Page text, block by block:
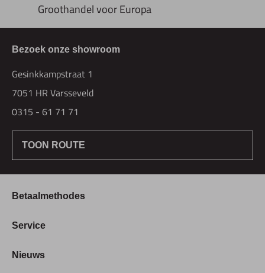
Groothandel voor Europa
Bezoek onze showroom
Gesinkkampstraat 1
7051 HR Varsseveld
0315 - 61 71 71
TOON ROUTE
Betaalmethodes
Bestellen & Betalen
Contract herroepen
Service
Over Hogetex
Nieuws